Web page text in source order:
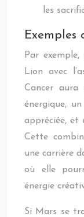
les
Exemples
Par
Lion avec
Cancer aura
énergique,
appréciée, et
Cette
une carrière
où elle
énergie
Si Mars se